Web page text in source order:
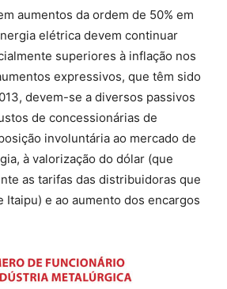
aumentos da ordem de 50% em
elétrica devem continuar
superiores à inflação nos
expressivos, que têm sido
devem-se a diversos passivos
de concessionárias de
involuntária ao mercado de
à valorização do dólar (que
as tarifas das distribuidoras que
Itaipu) e ao aumento dos encargos